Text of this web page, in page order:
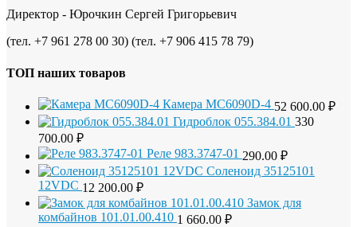
Директор - Юрочкин Сергей Григорьевич
(тел. +7 961 278 00 30) (тел. +7 906 415 78 79)
ТОП наших товаров
Камера MC6090D-4 52 600.00 ₽
Гидроблок 055.384.01 330
700.00 ₽
Реле 983.3747-01 290.00 ₽
Соленоид 35125101
12VDC 12 200.00 ₽
Замок для
комбайнов 101.01.00.410 1 660.00 ₽